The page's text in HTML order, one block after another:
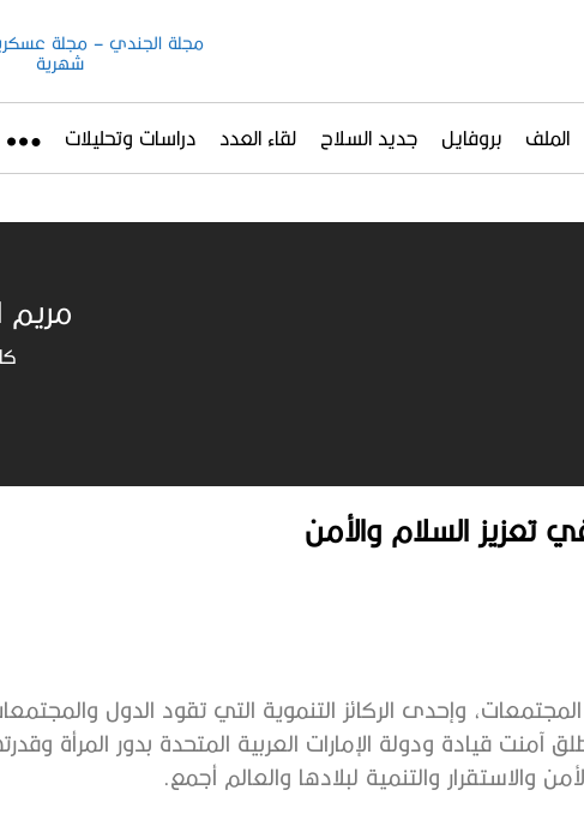
الملف بروفايل جديد السلاح لقاء العدد دراسات وتحليلات
تعزيز السلام والأمن
وإحدى الركائز التنموية التي تقود الدول
آمنت قيادة ودولة الإمارات العربية المتحدة بدور المرأة
والاستقرار والتنمية لبلادها والعالم أجمع.